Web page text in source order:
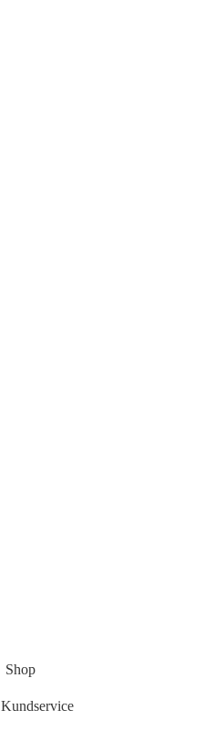
Shop
Kundservice